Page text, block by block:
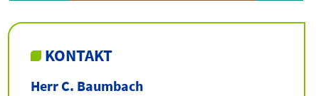
KONTAKT
Herr C. Baumbach